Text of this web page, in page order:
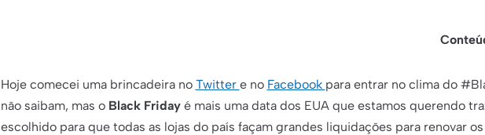
Hoje comecei uma brincadeira no Twitter e no Facebook para entrar no clima do
não saibam, mas o Black Fridayé mais uma data dos EUA que estamos querendo
escolhido para que todas as lojas do país façam grandes liquidações para renovar